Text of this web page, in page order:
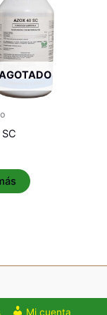
Mi cuenta